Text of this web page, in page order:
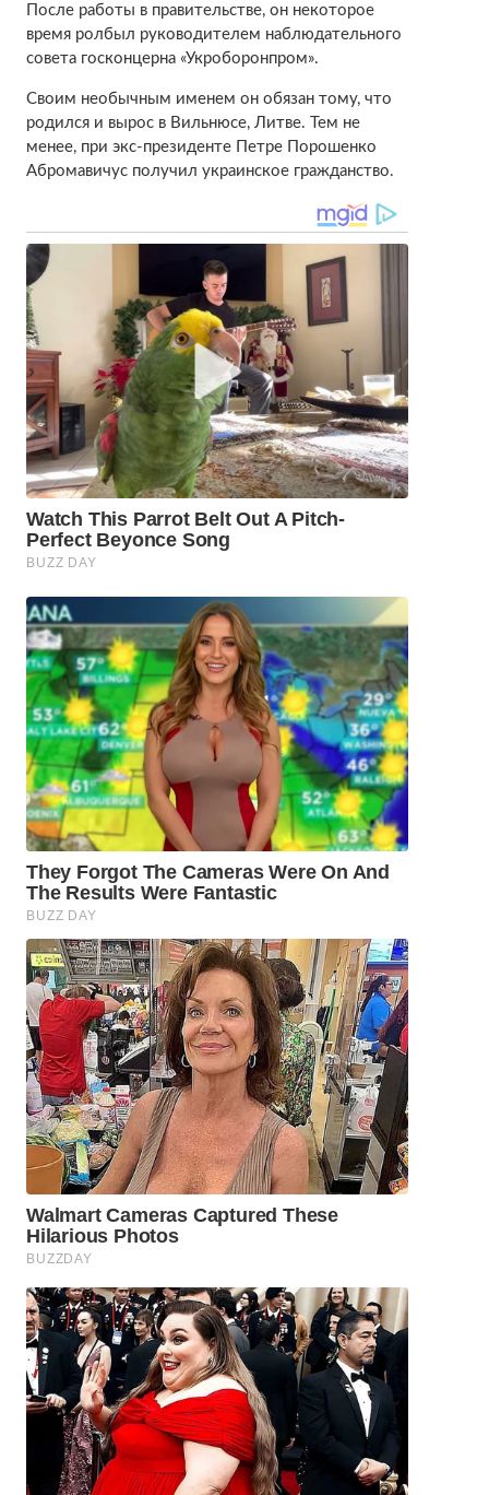
После работы в правительстве, он некоторое
время ролбыл руководителем наблюдательного
совета госконцерна «Укроборонпром».
Своим необычным именем он обязан тому, что
родился и вырос в Вильнюсе, Литве. Тем не
менее, при экс-президенте Петре Порошенко
Абромавичус получил украинское гражданство.